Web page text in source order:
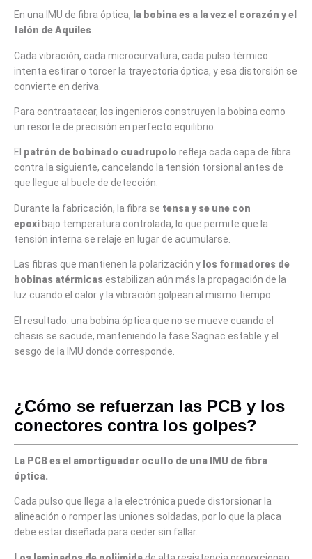
En una IMU de fibra óptica, la bobina es a la vez el corazón y el
talón de Aquiles.
Cada vibración, cada microcurvatura, cada pulso térmico
intenta estirar o torcer la trayectoria óptica, y esa distorsión se
convierte en deriva.
Para contraatacar, los ingenieros construyen la bobina como
un resorte de precisión en perfecto equilibrio.
El patrón de bobinado cuadrupolo refleja cada capa de fibra
contra la siguiente, cancelando la tensión torsional antes de
que llegue al bucle de detección.
Durante la fabricación, la fibra se tensa y se une con
epoxi bajo temperatura controlada, lo que permite que la
tensión interna se relaje en lugar de acumularse.
Las fibras que mantienen la polarización y los formadores de
bobinas atérmicas estabilizan aún más la propagación de la
luz cuando el calor y la vibración golpean al mismo tiempo.
El resultado: una bobina óptica que no se mueve cuando el
chasis se sacude, manteniendo la fase Sagnac estable y el
sesgo de la IMU donde corresponde.
¿Cómo se refuerzan las PCB y los
conectores contra los golpes?
La PCB es el amortiguador oculto de una IMU de fibra
óptica.
Cada pulso que llega a la electrónica puede distorsionar la
alineación o romper las uniones soldadas, por lo que la placa
debe estar diseñada para ceder sin fallar.